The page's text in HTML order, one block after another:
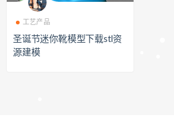
工艺产品
圣诞节迷你靴模型下载stl资
源建模